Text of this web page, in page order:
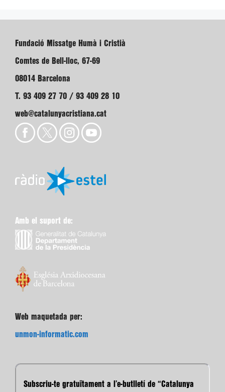
Fundació Missatge Humà i Cristià
Comtes de Bell-lloc, 67-69
08014 Barcelona
T. 93 409 27 70 / 93 409 28 10
web@catalunyacristiana.cat
Amb el suport de:
Web maquetada per:
unmon-informatic.com
Subscriu-te gratuïtament a l’e-butlletí de “Catalunya